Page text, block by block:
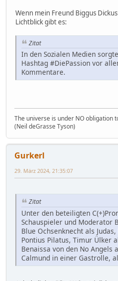
Wenn mein Freund Biggus
Lichtblick gibt es:
Zitat
In den Sozialen Medien
Hashtag #DiePassion vor
Kommentare.
The universe is under NO obligation
(Neil deGrasse Tyson)
Gurkerl
29. März 2024, 21:35:07
Zitat
Unter den beteiligten
Schauspieler und Moderator
Blue Ochsenknecht als
Pontius Pilatus, Timur Ülker
Benaissa von den No Angels
Calmund in einer Gastrolle,